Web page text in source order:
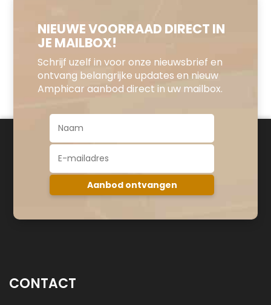
NIEUWE VOORRAAD DIRECT IN
JE MAILBOX!
Schrijf uzelf in voor onze nieuwsbrief en
ontvang belangrijke updates en nieuw
Amphicar aanbod direct in uw mailbox.
CONTACT